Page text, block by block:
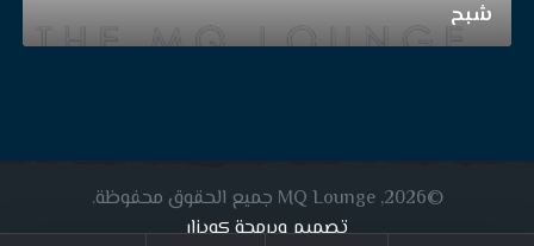
شبح
©2026, MQ Lounge جميع الحقوق محفوظة.
تصميم وبرمجة كويزار